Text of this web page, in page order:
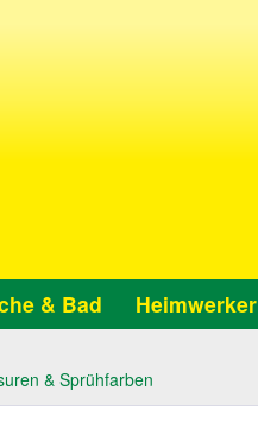
& Bad Heimwerker
& Sprühfarben